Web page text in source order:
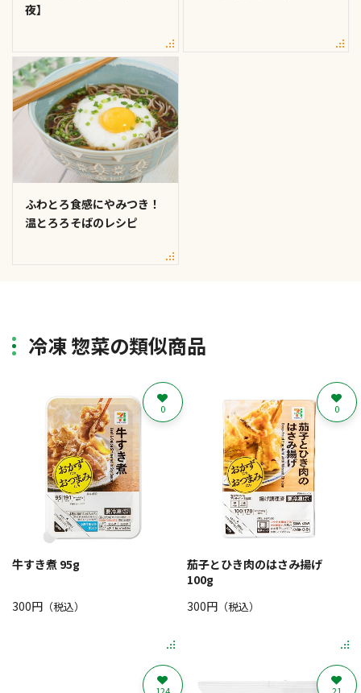
夜】
ふわとろ食感にやみつき！
温とろろそばのレシピ
冷凍 惣菜の類似商品
牛すき煮 95g
300円 （税込）
0
茄子とひき肉のはさみ揚げ
100g
300円（税込）
0